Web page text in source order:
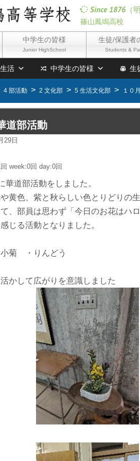
Since 1876（
篠山鳳鳴高校
中学生の皆様
Junior HighSchool
生徒/保護者
Students &
活 中学生の皆様 生
4 部活動 2 文化部 5 生活文化部 １０
道部活動
29日
week:0回 day:0回
華道部活動をしました。
黄色、紫と秋らしい色とりどりの
、部員は思わず「今日のお花はハ
じる活動となりました。
菊 ・りんどう
かして広がりを意識しました